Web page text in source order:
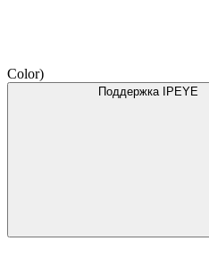
Color)
Поддержка IPEYE